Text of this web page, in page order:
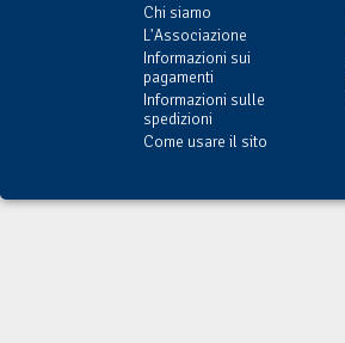
Chi siamo
L'Associazione
Informazioni sui
pagamenti
Informazioni sulle
spedizioni
Come usare il sito